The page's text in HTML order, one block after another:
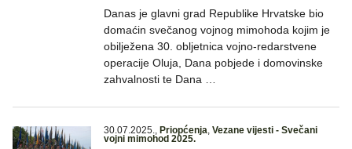
Danas je glavni grad Republike Hrvatske bio
domaćin svečanog vojnog mimohoda kojim je
obilježena 30. obljetnica vojno-redarstvene
operacije Oluja, Dana pobjede i domovinske
zahvalnosti te Dana …
30.07.2025., Priopćenja, Vezane vijesti - Svečani
vojni mimohod 2025.